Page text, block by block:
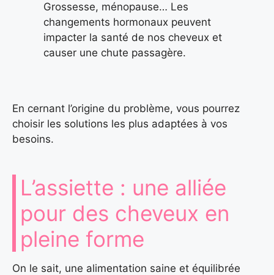
Grossesse, ménopause… Les
changements hormonaux peuvent
impacter la santé de nos cheveux et
causer une chute passagère.
En cernant l’origine du problème, vous pourrez
choisir les solutions les plus adaptées à vos
besoins.
L’assiette : une alliée
pour des cheveux en
pleine forme
On le sait, une alimentation saine et équilibrée